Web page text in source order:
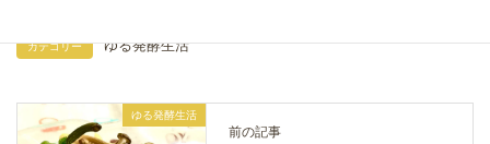
カテゴリー ゆる発酵生活
ゆる発酵生活
前の記事